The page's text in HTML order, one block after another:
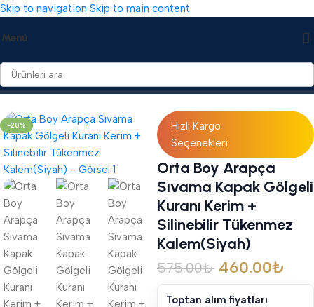
Skip to navigation Skip to main content
Menü
Ana Sayfa/Hediyelikler/Hediyelik Setler
-20%
Hızlı Kargo
Seçenekleri
Orta Boy Arapça
Sıvama Kapak Gölgeli
Kuranı Kerim +
Silinebilir Tükenmez
Kalem(Siyah)
575.00₺ 460.00₺
Toptan alım fiyatları